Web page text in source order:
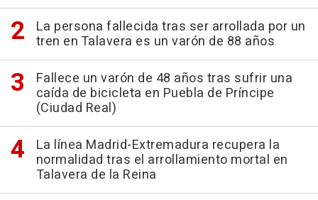
La persona fallecida tras ser arrollada por un
tren en Talavera es un varón de 88 años
Fallece un varón de 48 años tras sufrir una
caída de bicicleta en Puebla de Príncipe
(Ciudad Real)
La línea Madrid-Extremadura recupera la
normalidad tras el arrollamiento mortal en
Talavera de la Reina